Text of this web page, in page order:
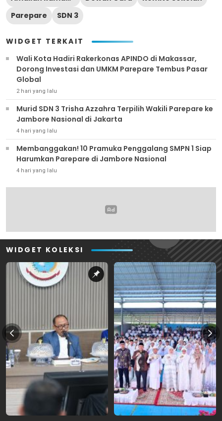
Parepare
SDN 3
WIDGET TERKAIT
Wali Kota Hadiri Rakerkonas APINDO di Makassar,
Dorong Investasi dan UMKM Parepare Tembus Pasar
Global
2 hari yang lalu
Murid SDN 3 Trisha Azzahra Terpilih Wakili Parepare ke
Jambore Nasional di Jakarta
4 hari yang lalu
Membanggakan! 10 Pramuka Penggalang SMPN 1 Siap
Harumkan Parepare di Jambore Nasional
4 hari yang lalu
WIDGET KOLEKSI